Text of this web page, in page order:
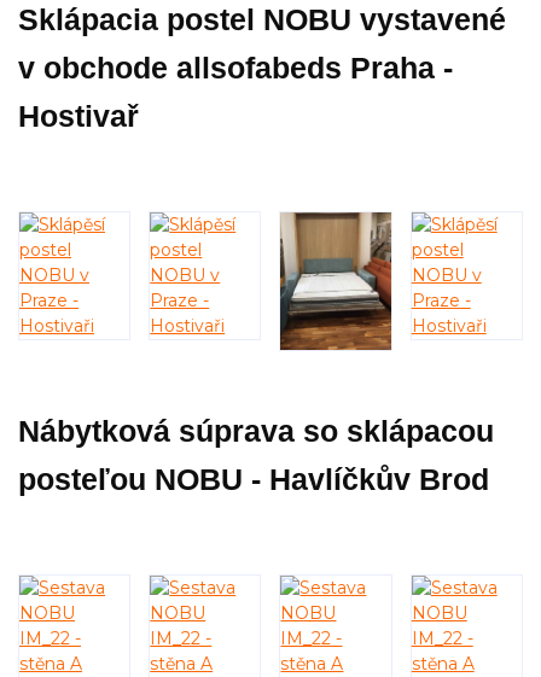
Sklápacia postel NOBU vystavené
v obchode allsofabeds Praha -
Hostivař
Nábytková súprava so sklápacou
posteľou NOBU - Havlíčkův Brod